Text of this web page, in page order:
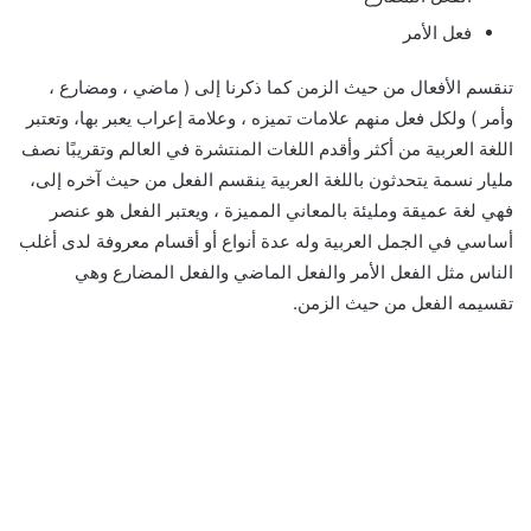
فعل الأمر
تنقسم الأفعال من حيث الزمن كما ذكرنا إلى ( ماضي ، ومضارع ،
وأمر ) ولكل فعل منهم علامات تميزه ، وعلامة إعراب يعبر بها، وتعتبر
اللغة العربية من أكثر وأقدم اللغات المنتشرة في العالم وتقريبًا نصف
مليار نسمة يتحدثون باللغة العربية ينقسم الفعل من حيث آخره إلى،
فهي لغة عميقة ومليئة بالمعاني المميزة ، ويعتبر الفعل هو عنصر
أساسي في الجمل العربية وله عدة أنواع أو أقسام معروفة لدى أغلب
الناس مثل الفعل الأمر والفعل الماضي والفعل المضارع وهي
تقسيمه الفعل من حيث الزمن.